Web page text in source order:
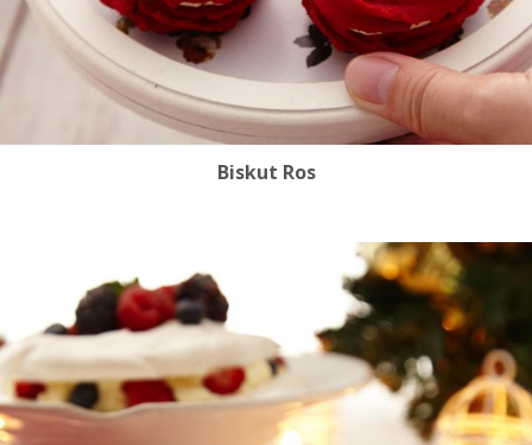
Biskut Ros